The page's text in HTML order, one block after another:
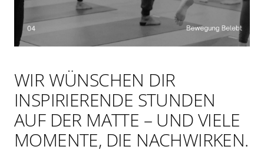
WIR WÜNSCHEN DIR
INSPIRIERENDE STUNDEN
AUF DER MATTE – UND VIELE
MOMENTE, DIE NACHWIRKEN.